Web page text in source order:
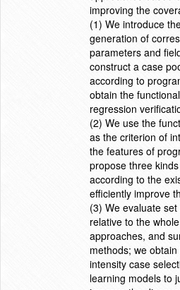
improving the
(1) We introduce
generation of
parameters and
construct a case
according to
obtain the
regression
(2) We use the
as the criterion of
the features of
propose three
according to the
efficiently improve
(3) We evaluate
relative to the
approaches, and
methods; we
intensity case
learning models to